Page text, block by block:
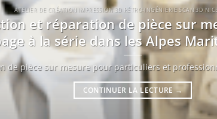
ATELIER DE CRÉATION IMPRESSION 3D RÉTRO-INGÉNIERIE SCAN 3D
et réparation de pièce sur
à la série dans les Alpes
de pièce sur mesure pour particuliers et
CONTINUER LA LECTURE →